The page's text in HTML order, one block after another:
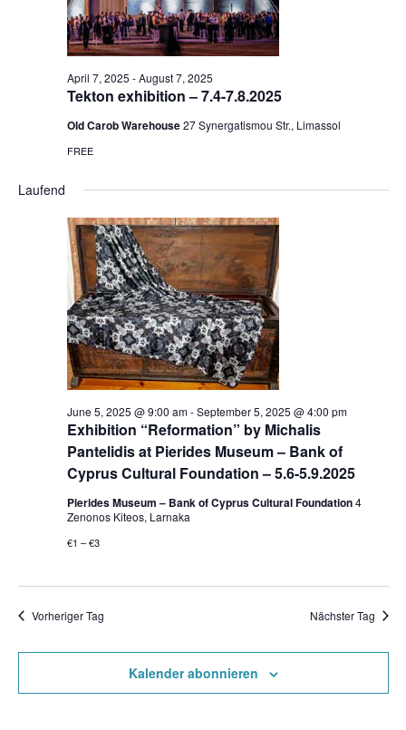
Tekton exhibition – 7.4-7.8.2025
April 7, 2025 -August 7, 2025
Old Carob Warehouse27 Synergatismou Str., Limassol
FREE
Laufend
Exhibition “Reformation” by Michalis
Pantelidis at Pierides Museum – Bank of
Cyprus Cultural Foundation – 5.6-5.9.2025
June 5, 2025 @ 9:00 am-September 5, 2025 @ 4:00 pm
Pierides Museum – Bank of Cyprus Cultural Foundation4
Zenonos Kiteos, Larnaka
€1 – €3
Vorheriger Tag Nächster Tag
Kalender abonnieren